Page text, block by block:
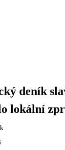
deník
lokální